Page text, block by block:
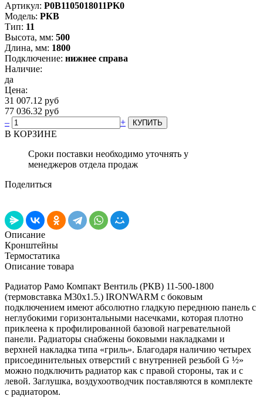
Артикул: Р0В1105018011PK0
Модель: РКВ
Тип: 11
Высота, мм: 500
Длина, мм: 1800
Подключение: нижнее справа
Наличие:
да
Цена:
31 007.12 руб
77 036.32 руб
–
+
В КОРЗИНЕ
Сроки поставки необходимо уточнять у
менеджеров отдела продаж
Поделиться
Описание
Кронштейны
Термостатика
Описание товара
Радиатор Рамо Компакт Вентиль (РКВ) 11-500-1800
(термовставка М30х1.5.) IRONWARM с боковым
подключением имеют абсолютно гладкую переднюю панель с
неглубокими горизонтальными насечками, которая плотно
приклеена к профилированной базовой нагревательной
панели. Радиаторы снабжены боковыми накладками и
верхней накладка типа «гриль». Благодаря наличию четырех
присоединительных отверстий с внутренней резьбой G ½»
можно подключить радиатор как с правой стороны, так и с
левой. Заглушка, воздухоотводчик поставляются в комплекте
с радиатором.